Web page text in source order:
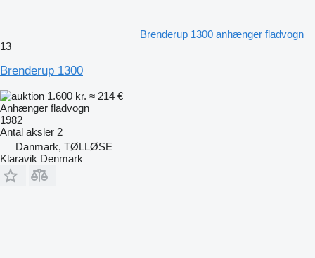
Brenderup 1300 anhænger fladvogn
13
Brenderup 1300
1.600 kr. ≈ 214 €
Anhænger fladvogn
1982
Antal aksler 2
Danmark, TØLLØSE
Klaravik Denmark